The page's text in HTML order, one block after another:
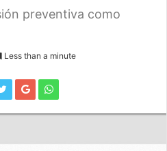
preventiva como
Less than a minute